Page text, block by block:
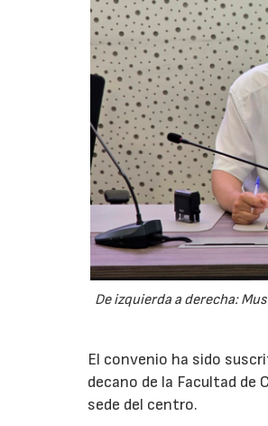
De izquierda a derecha:
El convenio ha sido
decano de la Facultad de
sede del centro.